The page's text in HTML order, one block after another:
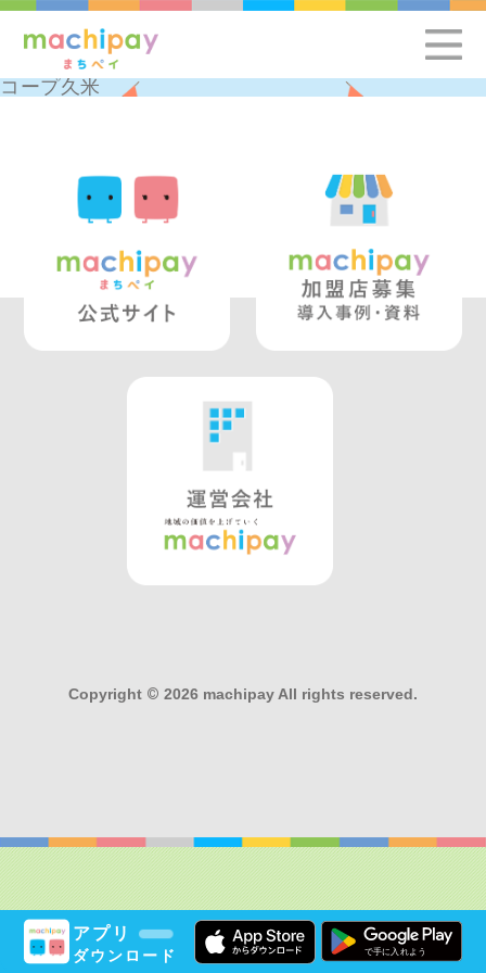
アプリ
ダウンロード
コープ久米
Copyright © 2026 machipay All rights reserved.